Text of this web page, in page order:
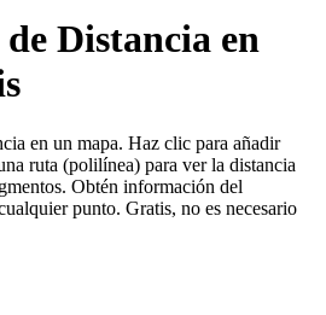
Distancia en
en un mapa. Haz clic para añadir
ruta (polilínea) para ver la distancia
Obtén información del
punto. Gratis, no es necesario